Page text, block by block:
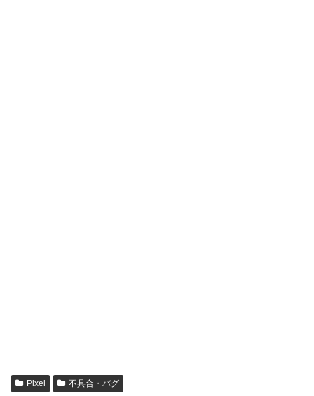
Pixel 不具合・バグ